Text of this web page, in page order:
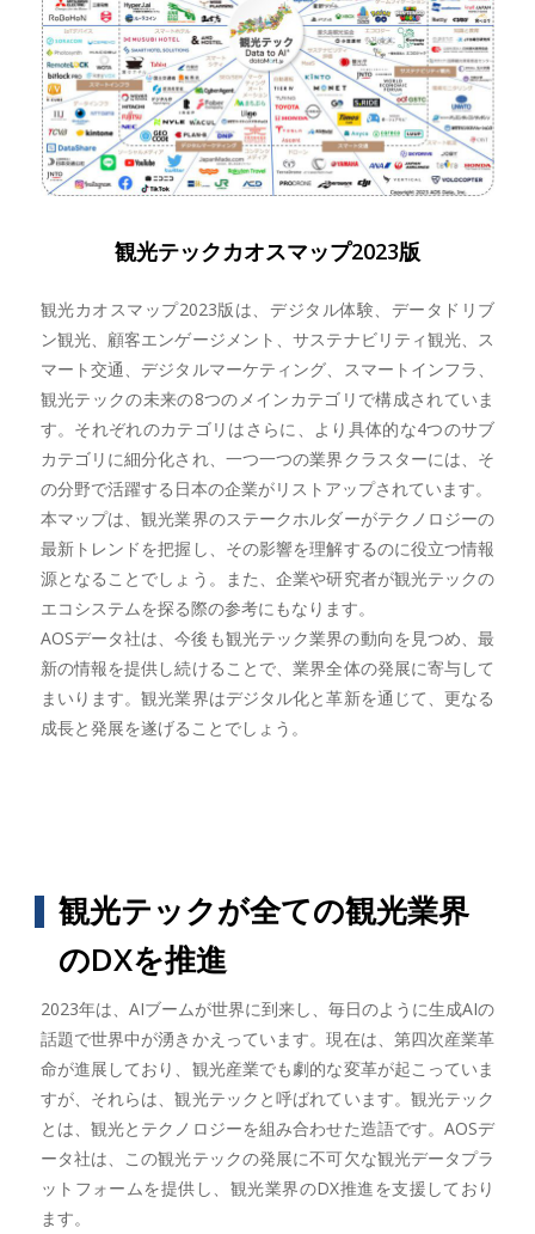
観光テックカオスマップ2023版
観光カオスマップ2023版は、デジタル体験、データドリブ
ン観光、顧客エンゲージメント、サステナビリティ観光、ス
マート交通、デジタルマーケティング、スマートインフラ、
観光テックの未来の8つのメインカテゴリで構成されていま
す。それぞれのカテゴリはさらに、より具体的な4つのサブ
カテゴリに細分化され、一つ一つの業界クラスターには、そ
の分野で活躍する日本の企業がリストアップされています。
本マップは、観光業界のステークホルダーがテクノロジーの
最新トレンドを把握し、その影響を理解するのに役立つ情報
源となることでしょう。また、企業や研究者が観光テックの
エコシステムを探る際の参考にもなります。
AOSデータ社は、今後も観光テック業界の動向を見つめ、最
新の情報を提供し続けることで、業界全体の発展に寄与して
まいります。観光業界はデジタル化と革新を通じて、更なる
成長と発展を遂げることでしょう。
観光テックが全ての観光業界
のDXを推進
2023年は、AIブームが世界に到来し、毎日のように生成AIの
話題で世界中が湧きかえっています。現在は、第四次産業革
命が進展しており、観光産業でも劇的な変革が起こっていま
すが、それらは、観光テックと呼ばれています。観光テック
とは、観光とテクノロジーを組み合わせた造語です。AOSデ
ータ社は、この観光テックの発展に不可欠な観光データプラ
ットフォームを提供し、観光業界のDX推進を支援しており
ます。